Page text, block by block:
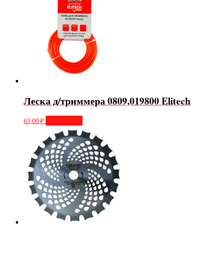
Леска д/триммера 0809,019800 Elitech
63,00₽